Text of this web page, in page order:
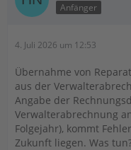
Anfänger
4. Juli 2026 um 12:53
Übernahme von
aus der
Angabe der
Verwalterabrechnung
Folgejahr), kommt
Zukunft liegen. Was